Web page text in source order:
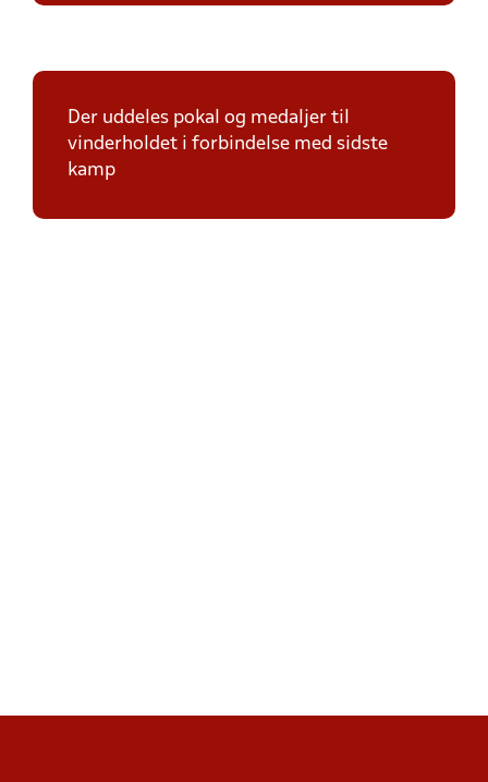
Der uddeles pokal og medaljer til
vinderholdet i forbindelse med sidste
kamp